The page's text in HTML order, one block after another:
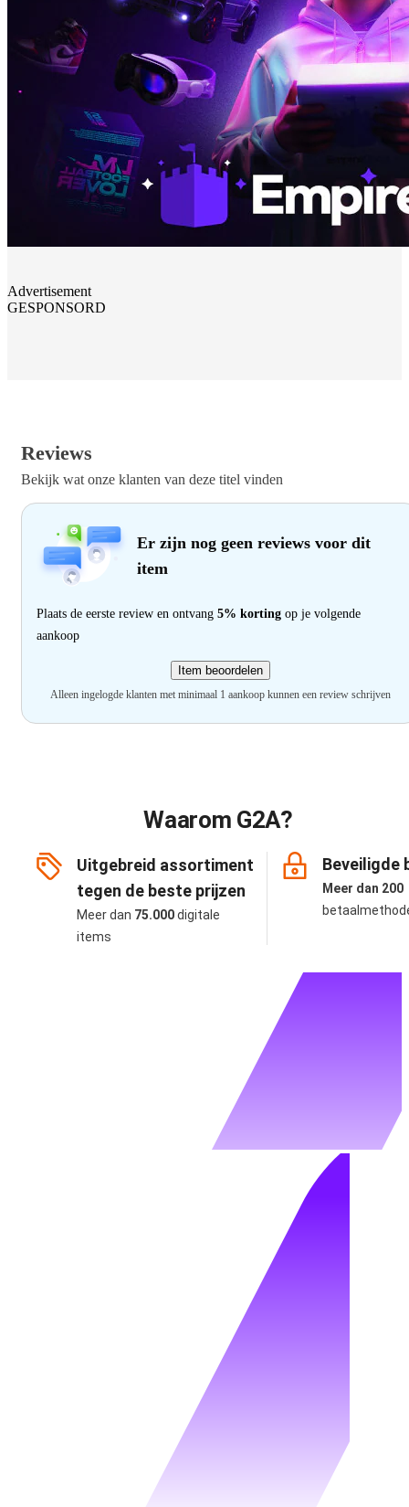
Advertisement
GESPONSORD
Reviews
Bekijk wat onze klanten van deze titel vinden
Er zijn nog geen reviews voor dit
item
Plaats de eerste review en ontvang 5% korting op je volgende
aankoop
Item beoordelen
Alleen ingelogde klanten met minimaal 1 aankoop kunnen een review schrijven
Waarom G2A?
Uitgebreid assortiment
tegen de beste prijzen
Meer dan 75.000digitale
items
Beveiligde
Meer dan 200